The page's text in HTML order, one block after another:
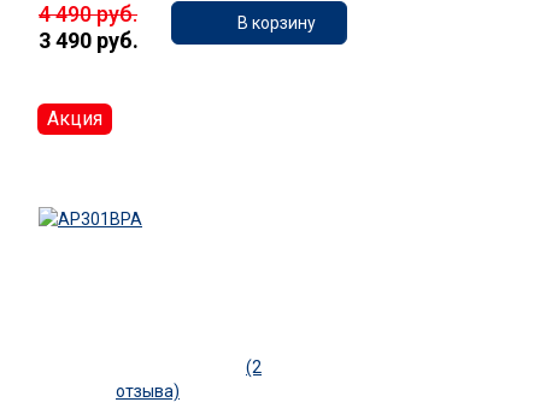
4 490 руб.
3 490 руб.
В корзину
(2
отзыва)
Акция